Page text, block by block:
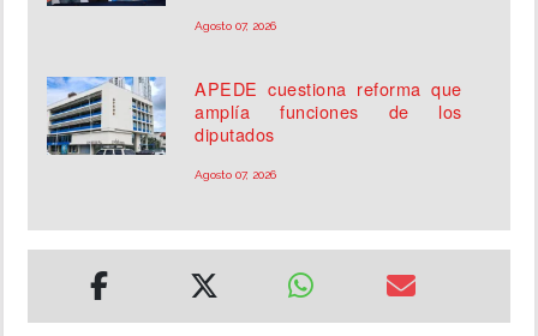
Agosto 07, 2026
APEDE cuestiona reforma que
amplía funciones de los
diputados
Agosto 07, 2026